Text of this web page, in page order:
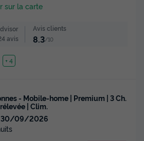
sur la carte
avis
Avis clients
8.3/10
+ 4
- Mobile-home | Premium | 3 Ch.
| Clim.
30/09/2026